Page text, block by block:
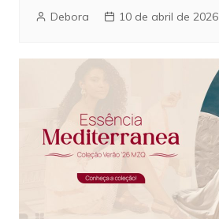
Debora 10 de abril de 2026